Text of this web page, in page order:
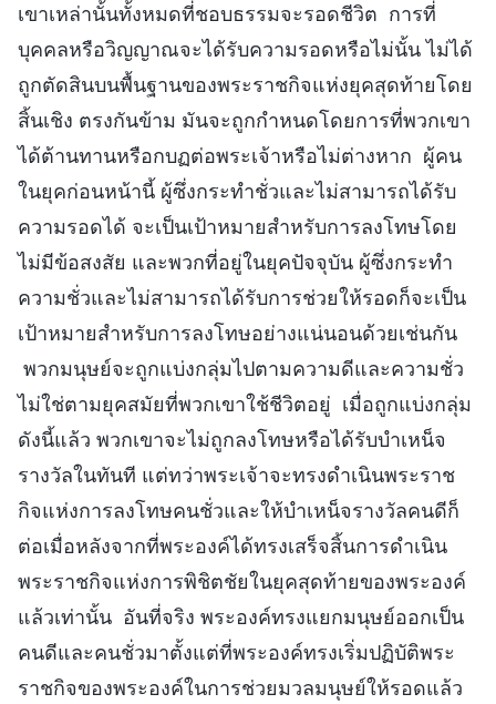
เขาเหล่านั้นทั้งหมดที่ชอบธรรมจะรอดชีวิต การที่
บุคคลหรือวิญญาณจะได้รับความรอดหรือไม่นั้น ไม่ได้
ถูกตัดสินบนพื้นฐานของพระราชกิจแห่งยุคสุดท้ายโดย
สิ้นเชิง ตรงกันข้าม มันจะถูกกำหนดโดยการที่พวกเขา
ได้ต้านทานหรือกบฏต่อพระเจ้าหรือไม่ต่างหาก ผู้คน
ในยุคก่อนหน้านี้ ผู้ซึ่งกระทำชั่วและไม่สามารถได้รับ
ความรอดได้ จะเป็นเป้าหมายสำหรับการลงโทษโดย
ไม่มีข้อสงสัย และพวกที่อยู่ในยุคปัจจุบัน ผู้ซึ่งกระทำ
ความชั่วและไม่สามารถได้รับการช่วยให้รอดก็จะเป็น
เป้าหมายสำหรับการลงโทษอย่างแน่นอนด้วยเช่นกัน
พวกมนุษย์จะถูกแบ่งกลุ่มไปตามความดีและความชั่ว
ไม่ใช่ตามยุคสมัยที่พวกเขาใช้ชีวิตอยู่ เมื่อถูกแบ่งกลุ่ม
ดังนี้แล้ว พวกเขาจะไม่ถูกลงโทษหรือได้รับบำเหน็จ
รางวัลในทันที แต่ทว่าพระเจ้าจะทรงดำเนินพระราช
กิจแห่งการลงโทษคนชั่วและให้บำเหน็จรางวัลคนดีก็
ต่อเมื่อหลังจากที่พระองค์ได้ทรงเสร็จสิ้นการดำเนิน
พระราชกิจแห่งการพิชิตชัยในยุคสุดท้ายของพระองค์
แล้วเท่านั้น อันที่จริง พระองค์ทรงแยกมนุษย์ออกเป็น
คนดีและคนชั่วมาตั้งแต่ที่พระองค์ทรงเริ่มปฏิบัติพระ
ราชกิจของพระองค์ในการช่วยมวลมนุษย์ให้รอดแล้ว